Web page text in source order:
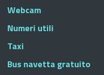
Webcam
Numeri utili
Taxi
Bus navetta gratuito